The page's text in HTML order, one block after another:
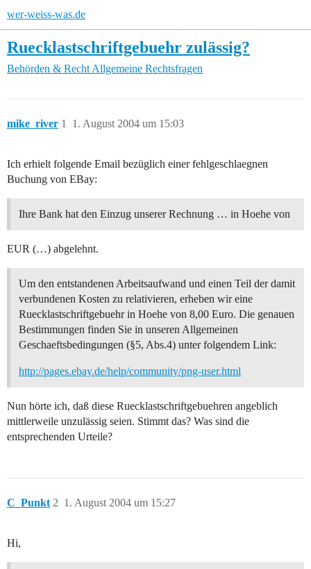
wer-weiss-was.de
Ruecklastschriftgebuehr zulässig?
Behörden & Recht Allgemeine Rechtsfragen
mike_river 1. August 2004 um 15:03
1
Ich erhielt folgende Email bezüglich einer fehlgeschlaegnen
Buchung von EBay:
Ihre Bank hat den Einzug unserer Rechnung … in Hoehe von
EUR (…) abgelehnt.
Um den entstandenen Arbeitsaufwand und einen Teil der damit
verbundenen Kosten zu relativieren, erheben wir eine
Ruecklastschriftgebuehr in Hoehe von 8,00 Euro. Die genauen
Bestimmungen finden Sie in unseren Allgemeinen
Geschaeftsbedingungen (§5, Abs.4) unter folgendem Link:
http://pages.ebay.de/help/community/png-user.html
Nun hörte ich, daß diese Ruecklastschriftgebuehren angeblich
mittlerweile unzulässig seien. Stimmt das? Was sind die
entsprechenden Urteile?
C_Punkt 1. August 2004 um 15:27
2
Hi,